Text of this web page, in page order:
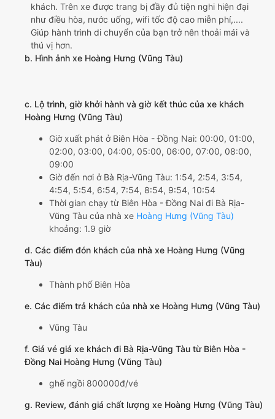
khách. Trên xe được trang bị đầy đủ tiện nghi hiện đại
như điều hòa, nước uống, wifi tốc độ cao miễn phí,....
Giúp hành trình di chuyển của bạn trở nên thoải mái và
thú vị hơn.
b. Hình ảnh xe Hoàng Hưng (Vũng Tàu)
c. Lộ trình, giờ khởi hành và giờ kết thúc của xe khách
Hoàng Hưng (Vũng Tàu)
Giờ xuất phát ở Biên Hòa - Đồng Nai: 00:00, 01:00,
02:00, 03:00, 04:00, 05:00, 06:00, 07:00, 08:00,
09:00
Giờ đến nơi ở Bà Rịa-Vũng Tàu: 1:54, 2:54, 3:54,
4:54, 5:54, 6:54, 7:54, 8:54, 9:54, 10:54
Thời gian chạy từ Biên Hòa - Đồng Nai đi Bà Rịa-
Vũng Tàu của nhà xe Hoàng Hưng (Vũng Tàu)
khoảng: 1.9 giờ
d. Các điểm đón khách của nhà xe Hoàng Hưng (Vũng
Tàu)
Thành phố Biên Hòa
e. Các điểm trả khách của nhà xe Hoàng Hưng (Vũng Tàu)
Vũng Tàu
f. Giá vé giá xe khách đi Bà Rịa-Vũng Tàu từ Biên Hòa -
Đồng Nai Hoàng Hưng (Vũng Tàu)
ghế ngồi 800000đ/vé
g. Review, đánh giá chất lượng xe Hoàng Hưng (Vũng Tàu)